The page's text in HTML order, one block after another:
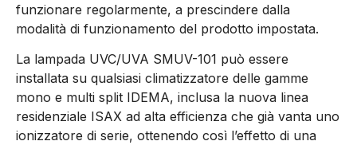
funzionare regolarmente, a prescindere dalla
modalità di funzionamento del prodotto impostata.
La lampada UVC/UVA SMUV-101 può essere
installata su qualsiasi climatizzatore delle gamme
mono e multi split IDEMA, inclusa la nuova linea
residenziale ISAX ad alta efficienza che già vanta uno
ionizzatore di serie, ottenendo così l’effetto di una